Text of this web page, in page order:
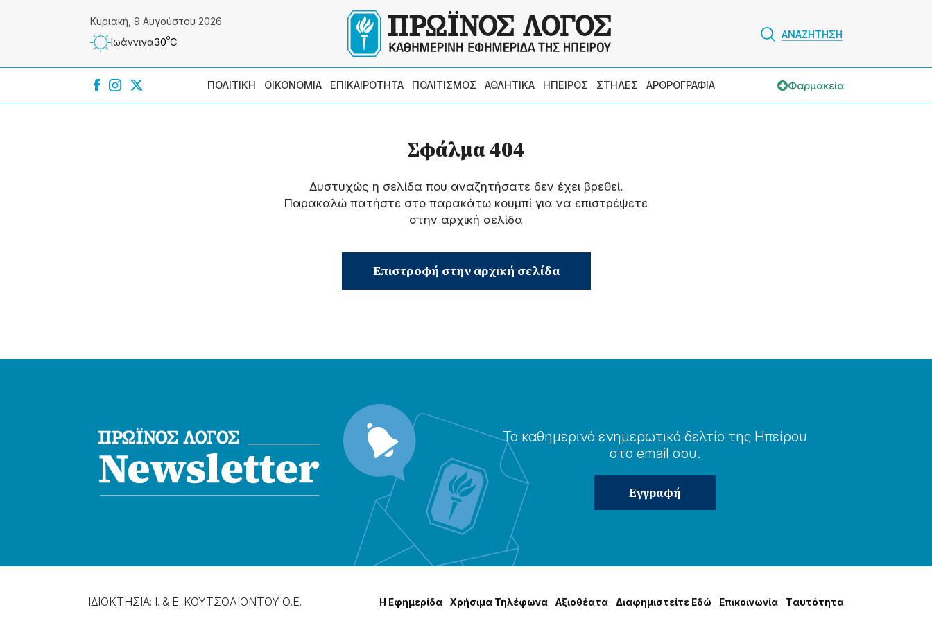
Κυριακή, 9 Αυγούστου 2026
Ιωάννɩνα30ºC
ΑΝΑΖΗΤΗΣΗ
ΠΟΛΙΤΙΚΗ ΟΙΚΟΝΟΜΙΑ ΕΠΙΚΑΙΡΟΤΗΤΑ ΠΟΛΙΤΙΣΜΟΣ ΑΘΛΗΤΙΚΑ ΗΠΕΙΡΟΣ ΣΤΗΛΕΣ ΑΡΘΡΟΓΡΑΦΙΑ Φαρμακεία
Σφάλμα 404
Δυστυχώς η σελίδα που αναζητήσατε δεν έχει βρεθεί.
Παρακαλώ πατήστε στο παρακάτω κουμπί για να επιστρέψετε
στην αρχική σελίδα
Επιστροφή στην αρχική σελίδα
Το καθημερɩνό ενημερωτɩκό δελτίο της Ηπείρου
στο email σου.
ΙΔΙΟΚΤΗΣΙΑ: Ι. & Ε. ΚΟΥΤΣΟΛΙΟΝΤΟΥ Ο.Ε. Η Εφημερίδα Χρήσɩμα Τηλέφωνα Αξɩοθέατα Δɩαφημɩστείτε Εδώ Επɩκοɩνωνία Tαυτότητα